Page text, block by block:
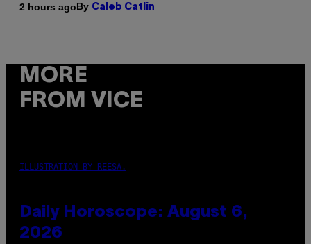
2 hours agoBy Caleb Catlin
MORE
FROM VICE
ILLUSTRATION BY REESA.
Daily Horoscope: August 6,
2026